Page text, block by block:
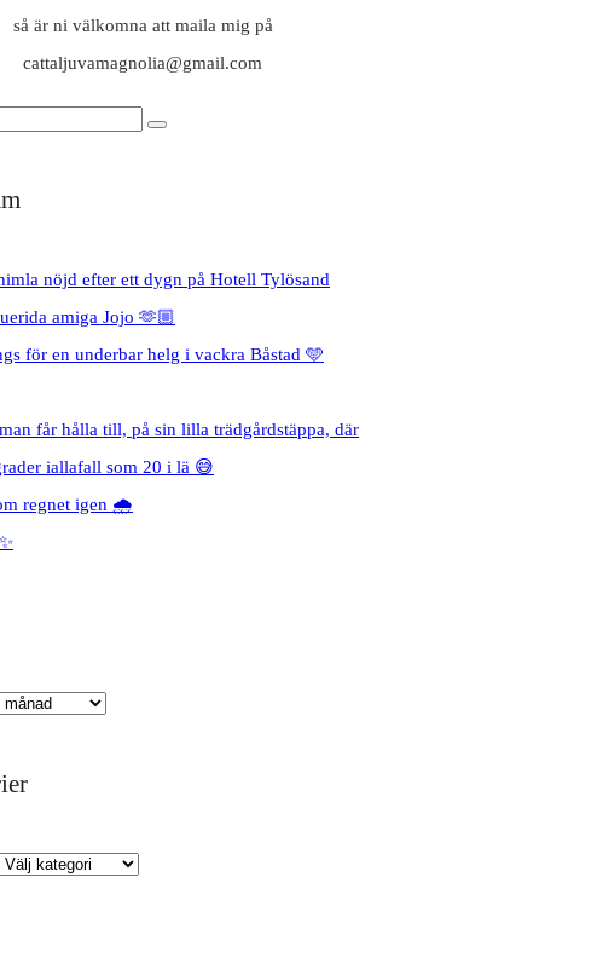
så är ni välkomna att maila mig på
cattaljuvamagnolia@gmail.com
nöjd efter ett dygn på Hotell Tylösand
amiga Jojo 🫶🏼
för en underbar helg i vackra Båstad 🩵
får hålla till, på sin lilla trädgårdstäppa, där
iallafall som 20 i lä 😅
regnet igen 🌧️